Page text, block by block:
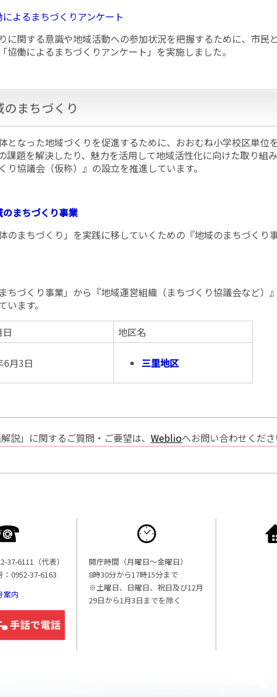
によるまちづくりアンケート
に関する意識や地域活動への参加状況を把握するために、市民
協働によるまちづくりアンケート」を実施しました。
のまちづくり
となった地域づくりを促進するために、おおむね小学校区単位
課題を解決したり、魅力を活用して地域活性化に向けた取り組
り協議会（仮称）』の設立を推進しています。
のまちづくり事業
体のまちづくり」を実践に移していくための『地域のまちづくり
まちづくり事業」から『地域運営組織（まちづくり協議会など）
います。
地区名
6月3日 三里地区
説」に関するご質問・ご要望は、 Weblioへお問い合わせくださ
37-6111（代表）
0952-37-6163
案内
開庁時間（月曜日〜金曜日）
8時30分から17時15分まで
※土曜日、日曜日、祝日及び12月
29日から1月3日までを除く